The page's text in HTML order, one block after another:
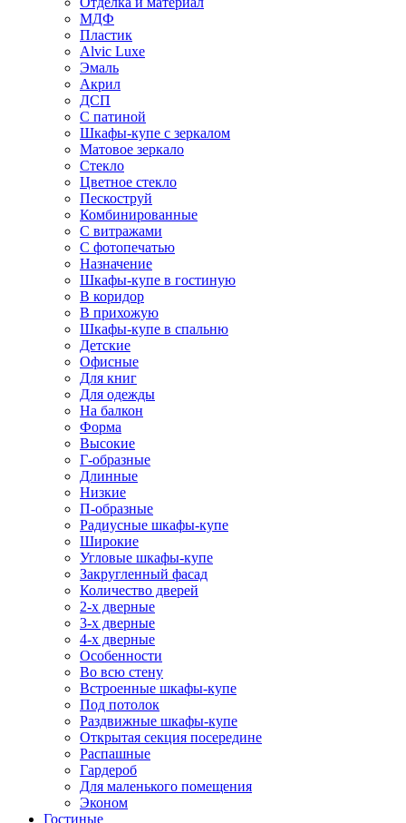
МДФ
Пластик
Alvic Luxe
Эмаль
Акрил
ДСП
С патиной
Шкафы-купе с зеркалом
Матовое зеркало
Стекло
Цветное стекло
Пескоструй
Комбинированные
С витражами
С фотопечатью
Назначение
Шкафы-купе в гостиную
В коридор
В прихожую
Шкафы-купе в спальню
Детские
Офисные
Для книг
Для одежды
На балкон
Форма
Высокие
Г-образные
Длинные
Низкие
П-образные
Радиусные шкафы-купе
Широкие
Угловые шкафы-купе
Закругленный фасад
Количество дверей
2-х дверные
3-х дверные
4-х дверные
Особенности
Во всю стену
Встроенные шкафы-купе
Под потолок
Раздвижные шкафы-купе
Открытая секция посередине
Распашные
Гардероб
Для маленького помещения
Эконом
Гостиные